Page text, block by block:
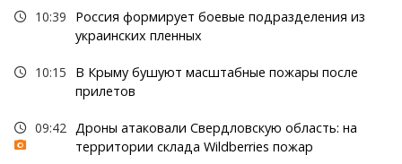
10:39
Россия формирует боевые подразделения из
украинских пленных
10:15
В Крыму бушуют масштабные пожары после
прилетов
09:42
Дроны атаковали Свердловскую область: на
территории склада Wildberries пожар